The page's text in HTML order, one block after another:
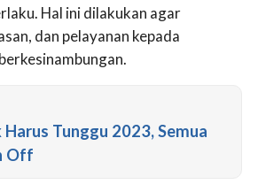
Hal ini dilakukan agar
dan pelayanan kepada
Harus Tunggu 2023, Semua
Off